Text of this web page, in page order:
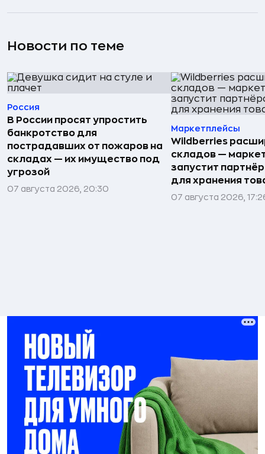
Новости по теме
Россия
В России просят упростить
банкротство для
пострадавших от пожаров на
складах — их имущество под
угрозой
07 августа 2026, 20:30
Маркетплейсы
Wildberries
складов —
запустит
для хранения
07 августа 2026,